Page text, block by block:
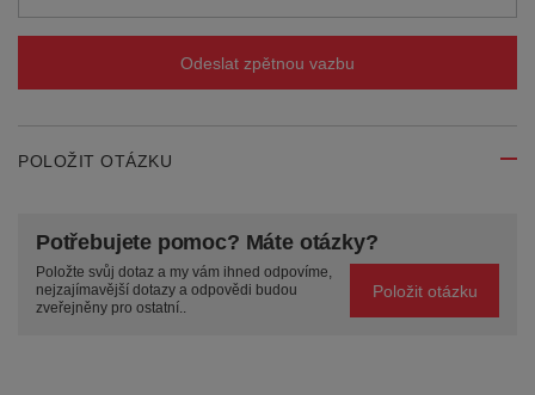
Odeslat zpětnou vazbu
POLOŽIT OTÁZKU
Potřebujete pomoc? Máte otázky?
Položte svůj dotaz a my vám ihned odpovíme,
nejzajímavější dotazy a odpovědi budou
zveřejněny pro ostatní..
Položit otázku